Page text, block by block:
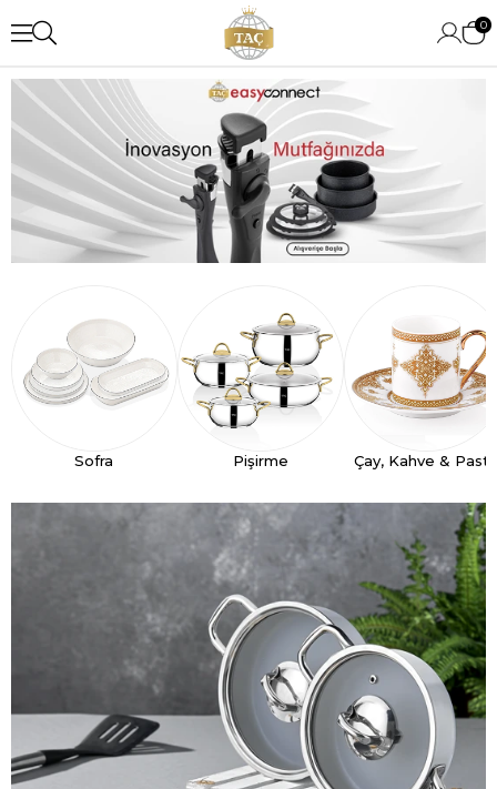
0
Sofra Pişirme Çay, Kahve &